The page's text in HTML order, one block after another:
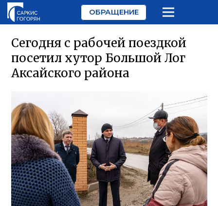
ОБРАЩЕНИЕ
Сегодня с рабочей поездкой
посетил хутор Большой Лог
Аксайского района